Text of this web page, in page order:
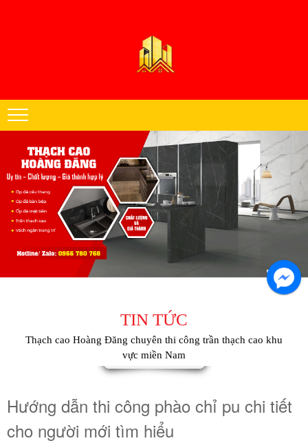
Nam
TIN TỨC
Thạch cao Hoàng Đăng chuyên thi công trần thạch cao khu
vực miền Nam
Hướng dẫn thi công phào chỉ pu chi tiết
cho người mới tìm hiểu